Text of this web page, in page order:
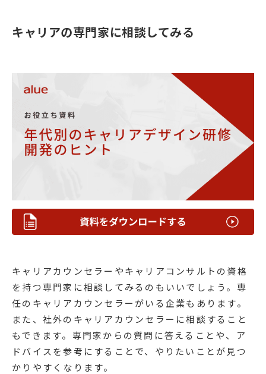
キャリアの専門家に相談してみる
キャリアカウンセラーやキャリアコンサルトの資格
を持つ専門家に相談してみるのもいいでしょう。専
任のキャリアカウンセラーがいる企業もあります。
また、社外のキャリアカウンセラーに相談すること
もできます。専門家からの質問に答えることや、ア
ドバイスを参考にすることで、やりたいことが見つ
かりやすくなります。